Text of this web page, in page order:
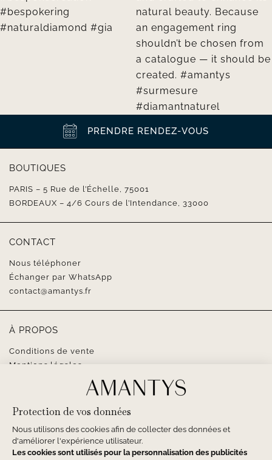
PRENDRE RENDEZ-VOUS
BOUTIQUES
PARIS – 5 Rue de l’Échelle, 75001
BORDEAUX – 4/6 Cours de l’Intendance, 33000
CONTACT
Nous téléphoner
Échanger par WhatsApp
contact@amantys.fr
À PROPOS
Conditions de vente
Mentions légales
SUIVEZ-NOUS